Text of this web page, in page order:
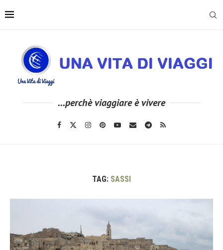
...perchè viaggiare è vivere
TAG: SASSI